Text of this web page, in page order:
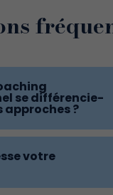
se différencie-
?
votre